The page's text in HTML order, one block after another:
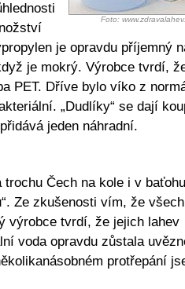
Foto:
je opravdu příjemný
je mokrý. Výrobce tvrdí,
PET. Dříve bylo víko z
„Dudlíky“ se dají
jeden náhradní.
trochu Čech na kole i v
Ze zkušenosti vím, že
výrobce tvrdí, že jejich lahev
voda opravdu zůstala
protřepání